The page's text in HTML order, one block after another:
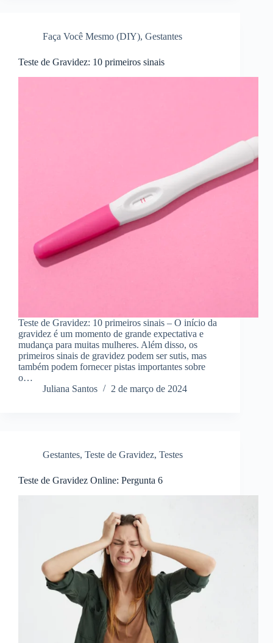
Faça Você Mesmo (DIY), Gestantes
Teste de Gravidez: 10 primeiros sinais
Teste de Gravidez: 10 primeiros sinais – O início da
gravidez é um momento de grande expectativa e
mudança para muitas mulheres. Além disso, os
primeiros sinais de gravidez podem ser sutis, mas
também podem fornecer pistas importantes sobre
o…
Juliana Santos
2 de março de 2024
Gestantes, Teste de Gravidez, Testes
Teste de Gravidez Online: Pergunta 6